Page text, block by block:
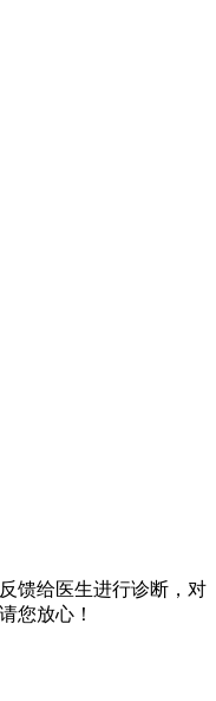
馈给医生进行诊断，对
您放心！